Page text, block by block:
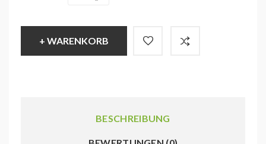
+ WARENKORB
BESCHREIBUNG